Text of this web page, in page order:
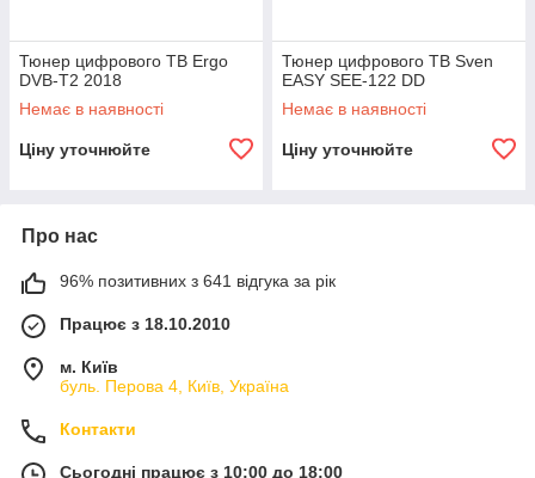
Тюнер цифрового ТВ Ergo
DVB-T2 2018
Немає в наявності
Ціну уточнюйте
Тюнер цифрового ТВ Sven
EASY SEE-122 DD
Немає в наявності
Ціну уточнюйте
Про нас
96% позитивних з 641 відгука за рік
Працює з 18.10.2010
м. Київ
буль. Перова 4, Київ, Україна
Контакти
Сьогодні працює з 10:00 до 18:00